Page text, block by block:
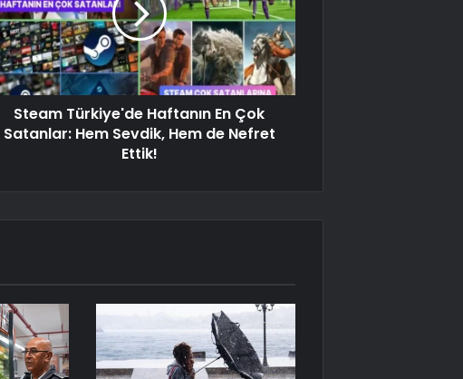
Steam Türkiye'de Haftanın En Çok
Satanlar: Hem Sevdik, Hem de Nefret
Ettik!